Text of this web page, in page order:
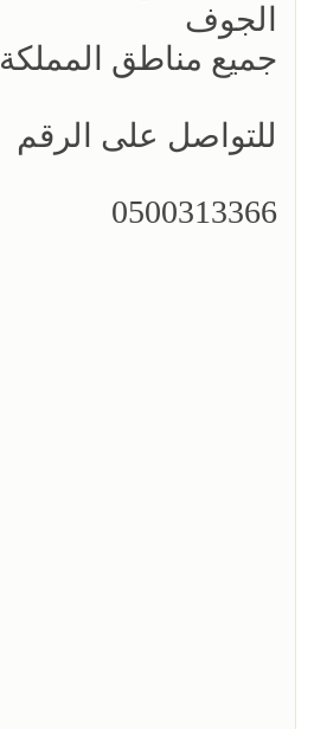
الجوف
جميع مناطق المملكة
للتواصل على الرقم
0500313366